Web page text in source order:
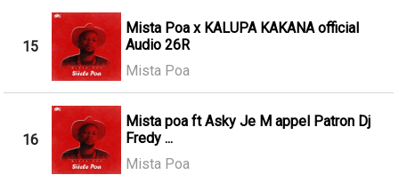
15
Mista Poa x KALUPA KAKANA official
Audio 26R
Mista Poa
16
Mista poa ft Asky Je M appel Patron Dj
Fredy ...
Mista Poa